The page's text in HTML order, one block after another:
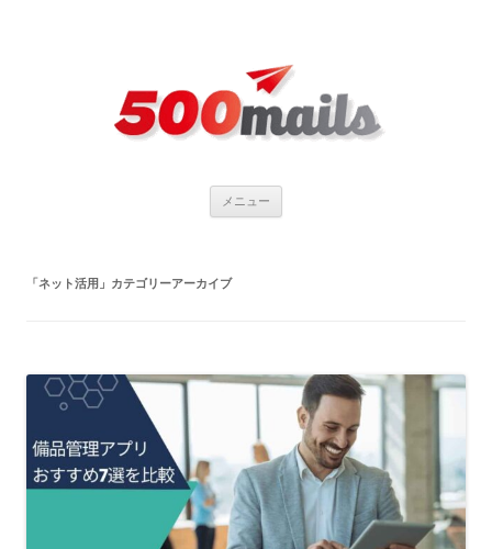
メニュー
「ネット活用 」カテゴリーアーカイブ